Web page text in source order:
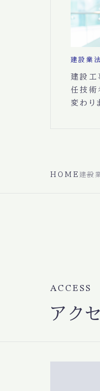
建設業
建設工
任技術
変わり
HOME 建設
ACCESS
アク